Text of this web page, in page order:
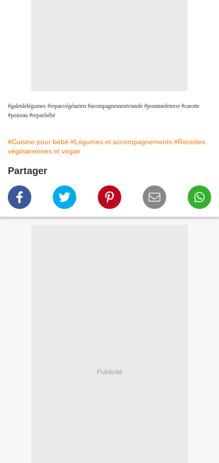
#galetdelégumes #repasvégétarien #acompagnementviande #pommedeterre #carotte
#poireau #repasbébé
#Cuisine pour bébé #Légumes et accompagnements #Recettes
végétariennes et vegan
Partager
Publicité